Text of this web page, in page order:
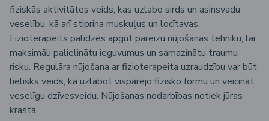
fiziskās aktivitātes veids, kas uzlabo sirds un asinsvadu
veselību, kā arī stiprina muskuļus un locītavas.
Fizioterapeits palīdzēs apgūt pareizu nūjošanas tehniku, lai
maksimāli palielinātu ieguvumus un samazinātu traumu
risku. Regulāra nūjošana ar fizioterapeita uzraudzību var būt
lielisks veids, kā uzlabot vispārējo fizisko formu un veicināt
veselīgu dzīvesveidu. Nūjošanas nodarbības notiek jūras
krastā.